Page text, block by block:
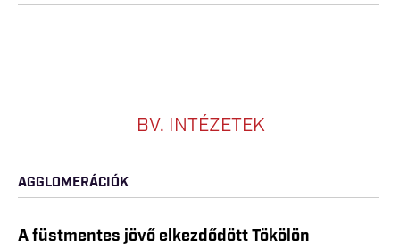
BV. INTÉZETEK
AGGLOMERÁCIÓK
A füstmentes jövő elkezdődött Tökölön